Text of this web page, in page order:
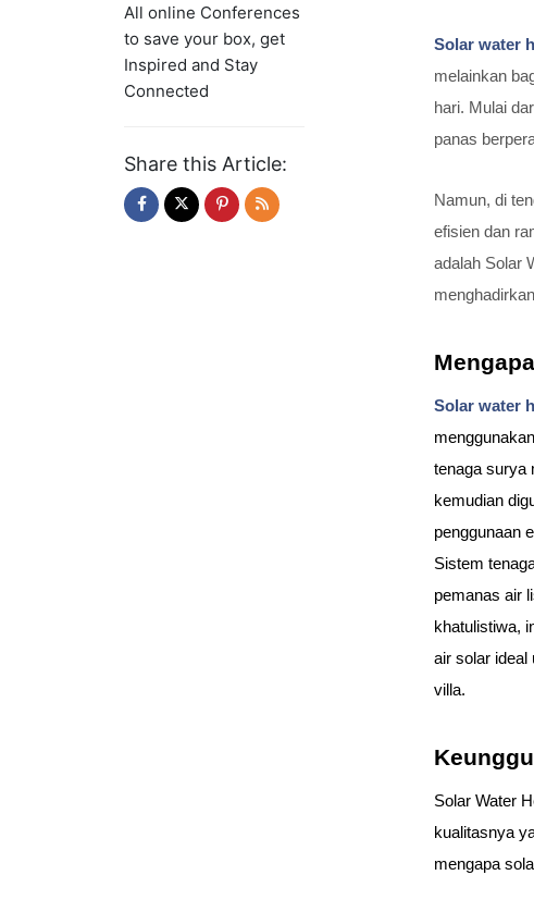
All online Conferences
to save your box, get
Inspired and Stay
Connected
Share this Article:
Solar water
melainkan
hari. Mulai
panas
Namun, di
efisien dan
adalah Solar
Solar water
tenaga surya
kemudian
penggunaan
Sistem
pemanas air
khatulistiwa,
air solar ideal
villa.
Solar Water
kualitasnya
mengapa